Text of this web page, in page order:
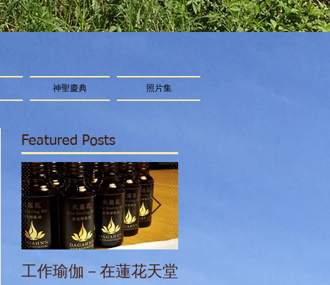
神聖慶典 照片集
Featured Posts
工作瑜伽－在蓮花天堂